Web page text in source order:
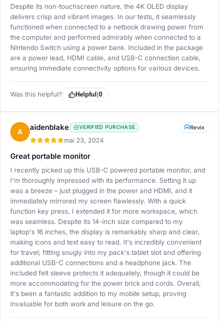
Despite its non-touchscreen nature, the 4K OLED display
delivers crisp and vibrant images. In our tests, it seamlessly
functioned when connected to a netbook drawing power from
the computer and performed admirably when connected to a
Nintendo Switch using a power bank. Included in the package
are a power lead, HDMI cable, and USB-C connection cable,
ensuring immediate connectivity options for various devices.
Was this helpful? Helpful 0
A aidenblake VERIFIED PURCHASE
mai 23, 2024
Revix
Great portable monitor
I recently picked up this USB-C powered portable monitor, and
I'm thoroughly impressed with its performance. Setting it up
was a breeze – just plugged in the power and HDMI, and it
immediately mirrored my screen flawlessly. With a quick
function key press, I extended it for more workspace, which
was seamless. Despite its 14-inch size compared to my
laptop's 16 inches, the display is remarkably sharp and clear,
making icons and text easy to read. It's incredibly convenient
for travel; fitting snugly into my pack's tablet slot and offering
additional USB-C connections and a headphone jack. The
included felt sleeve protects it adequately, though it could be
more accommodating for the power brick and cords. Overall,
it's been a fantastic addition to my mobile setup, proving
invaluable for both work and leisure on the go.